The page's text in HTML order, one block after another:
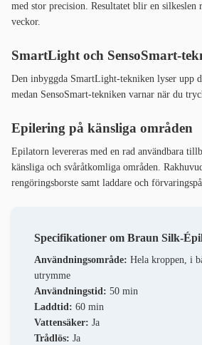
med stor precision. Resultatet blir en
veckor.
SmartLight och SensoSmart-
Den inbyggda SmartLight-tekniken lyser upp
medan SensoSmart-tekniken varnar när du
Epilering på känsliga områden
Epilatorn levereras med en rad användbara
känsliga och svåråtkomliga områden.
rengöringsborste samt laddare och
Specifikationer om Braun Silk-
Användningsområde: Hela kroppen, i
utrymme
Användningstid: 50 min
Laddtid: 60 min
Vattensäker: Ja
Trådlös: Ja